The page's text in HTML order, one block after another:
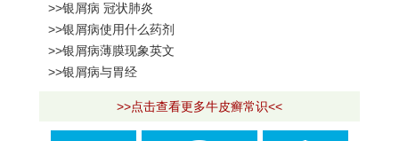
>>银屑病 冠状肺炎
>>银屑病使用什么药剂
>>银屑病薄膜现象英文
>>银屑病与胃经
>>点击查看更多牛皮癣常识<<